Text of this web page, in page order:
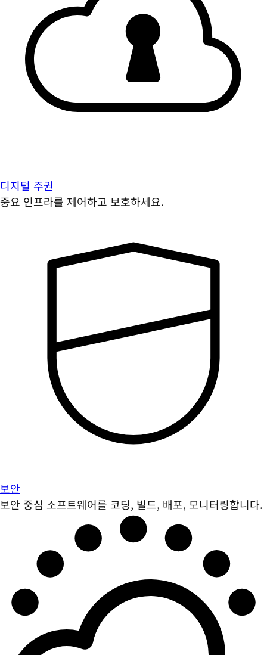
디지털 주권
중요 인프라를 제어하고 보호하세요.
보안
보안 중심 소프트웨어를 코딩, 빌드, 배포, 모니터링합니다.